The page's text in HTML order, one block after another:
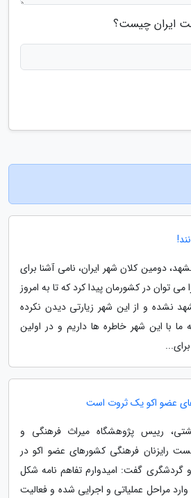
ایران چیست؟
دومین کلان شهر ایران، نامی آشنا برای
توان در کشورمان پیدا کرد که تا به امروز
نشده و از این شهر زیارتی دیدن نکرده
با این شهر خاطره ها داریم و در اولین
عضو اکو یک ثروت است
رییس پژوهشگاه میراث فرهنگی و
رایزنان فرهنگی کشورهای عضو اکو در
گردشگری گفت: امیدوارم تفاهم نامه شکل
وارد مراحل عملیاتی و اجرایی شده و فعالیت